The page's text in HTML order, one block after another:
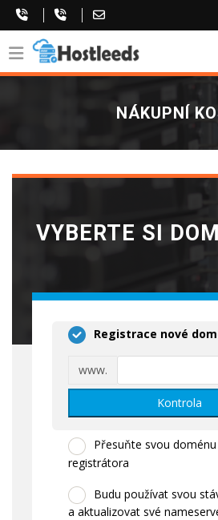
NÁKUPNÍ
VYBERTE SI
Registrace nové
www.
Kontrola
Přesuňte svou
registrátora
Budu používat svou
a aktualizovat své